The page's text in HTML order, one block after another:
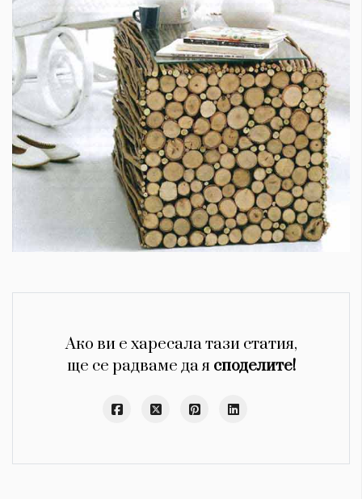
Ако ви е харесала тази статия,
ще се радваме да я споделите!